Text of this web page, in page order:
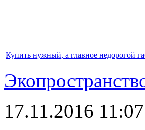
Купить нужный, а главное недорогой
17.11.2016 11:07